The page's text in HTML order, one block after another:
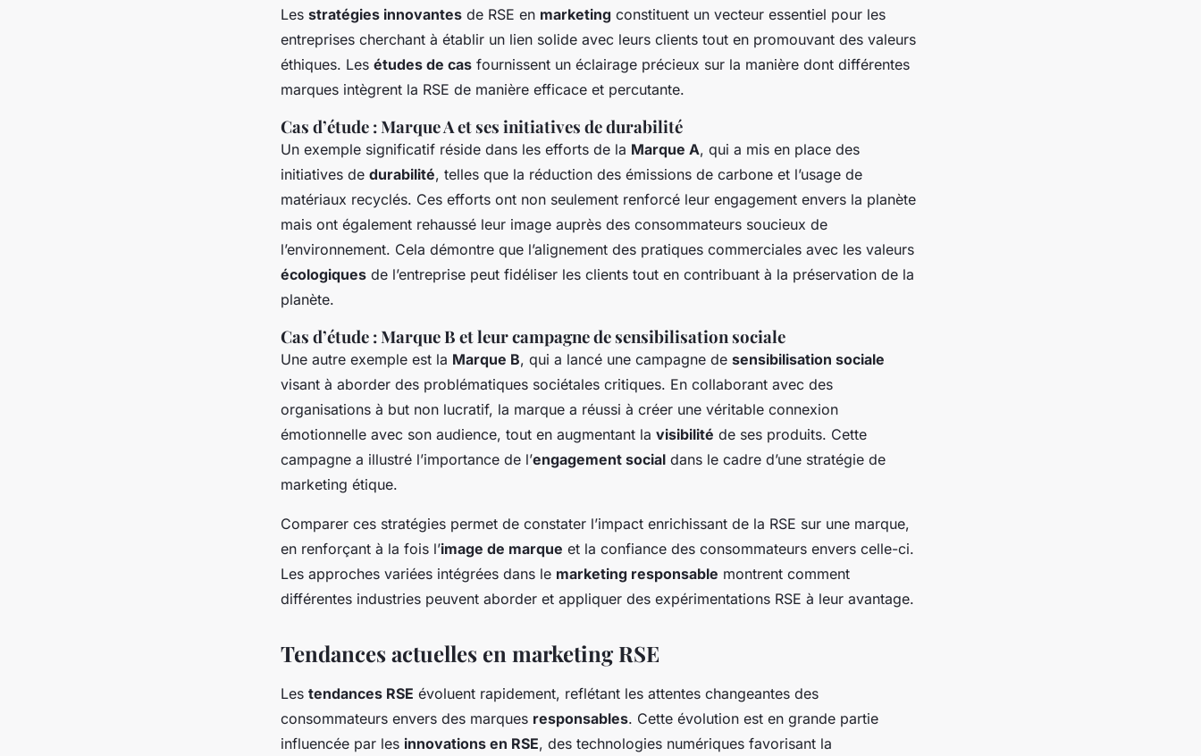
Les stratégies innovantes de RSE en marketing constituent un vecteur essentiel pour les
entreprises cherchant à établir un lien solide avec leurs clients tout en promouvant des valeurs
éthiques. Les études de cas fournissent un éclairage précieux sur la manière dont différentes
marques intègrent la RSE de manière efficace et percutante.
Cas d’étude : Marque A et ses initiatives de durabilité
Un exemple significatif réside dans les efforts de la Marque A, qui a mis en place des
initiatives de durabilité, telles que la réduction des émissions de carbone et l’usage de
matériaux recyclés. Ces efforts ont non seulement renforcé leur engagement envers la planète
mais ont également rehaussé leur image auprès des consommateurs soucieux de
l’environnement. Cela démontre que l’alignement des pratiques commerciales avec les valeurs
écologiques de l’entreprise peut fidéliser les clients tout en contribuant à la préservation de la
planète.
Cas d’étude : Marque B et leur campagne de sensibilisation sociale
Une autre exemple est la Marque B, qui a lancé une campagne de sensibilisation sociale
visant à aborder des problématiques sociétales critiques. En collaborant avec des
organisations à but non lucratif, la marque a réussi à créer une véritable connexion
émotionnelle avec son audience, tout en augmentant la visibilité de ses produits. Cette
campagne a illustré l’importance de l’engagement social dans le cadre d’une stratégie de
marketing étique.
Comparer ces stratégies permet de constater l’impact enrichissant de la RSE sur une marque,
en renforçant à la fois l’image de marque et la confiance des consommateurs envers celle-ci.
Les approches variées intégrées dans le marketing responsable montrent comment
différentes industries peuvent aborder et appliquer des expérimentations RSE à leur avantage.
Tendances actuelles en marketing RSE
Les tendances RSE évoluent rapidement, reflétant les attentes changeantes des
consommateurs envers des marques responsables. Cette évolution est en grande partie
influencée par les innovations en RSE, des technologies numériques favorisant la